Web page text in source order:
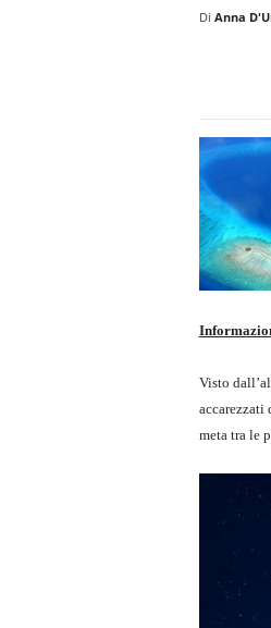
Di Anna
Visto
accarezzati
meta tra le